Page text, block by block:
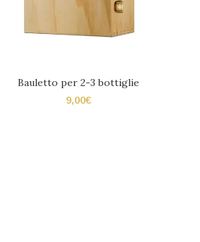
Bauletto per 2-3 bottiglie
9,00€